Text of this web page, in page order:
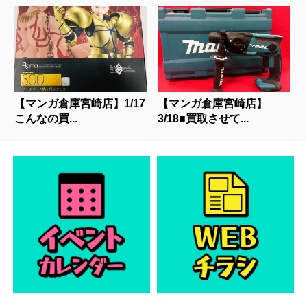
【マンガ倉庫宮崎店】1/17
こんなの買...
【マンガ倉庫宮崎店】
3/18■買取させて...